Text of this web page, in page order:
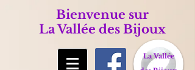
Bienvenue sur
La Vallée des Bijoux
La Vallée